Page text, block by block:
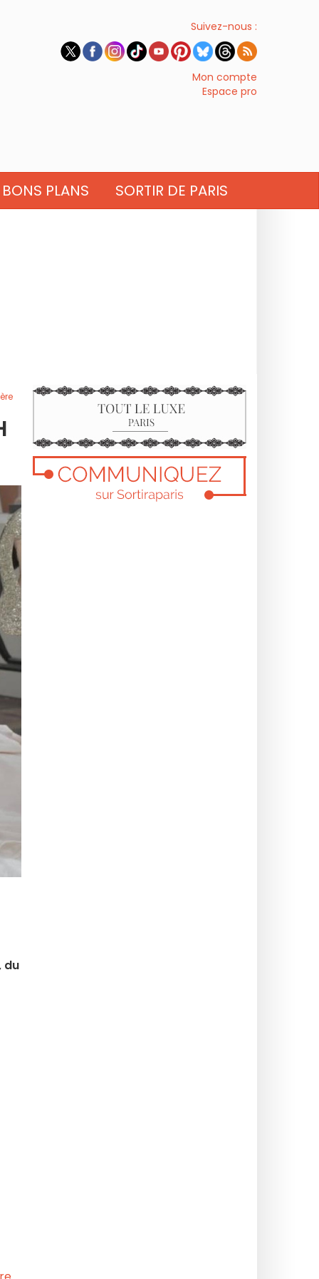
Suivez-nous :
Mon compte
Espace pro
BONS PLANS SORTIR DE PARIS
du